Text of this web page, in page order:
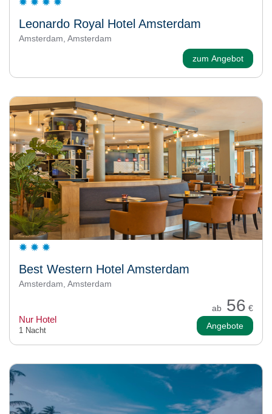
Leonardo Royal Hotel Amsterdam
Amsterdam, Amsterdam
zum Angebot
Best Western Hotel Amsterdam
Amsterdam, Amsterdam
ab 56 €
Nur Hotel
1 Nacht Angebote